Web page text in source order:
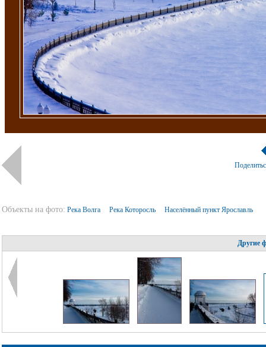
Объекты на фото: Река Волга Река Которосль Населённый пункт Ярославль
Другие